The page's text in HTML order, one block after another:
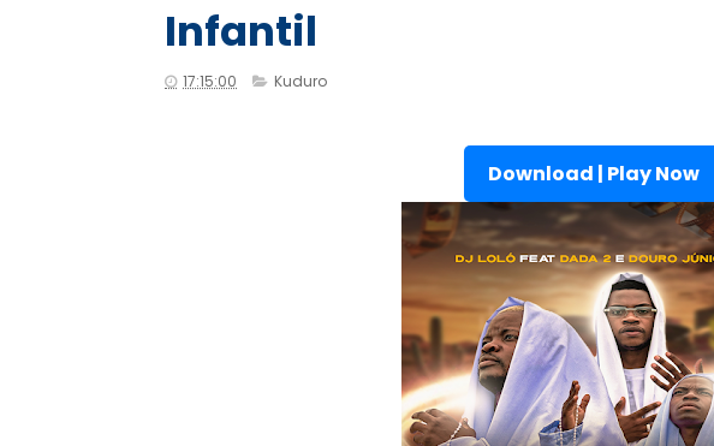
Infantil
17:15:00 Kuduro
Download | Play Now